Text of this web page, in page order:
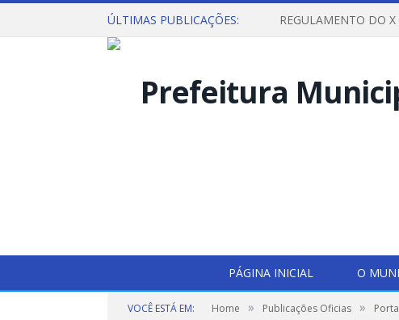
ÚLTIMAS PUBLICAÇÕES:
PÁGINA INICIAL O
VOCÊ ESTÁ EM: Home » Publicações Oficias »